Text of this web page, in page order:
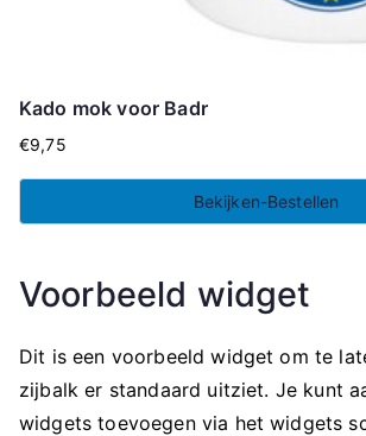
Kado mok voor Badr
€9,75
Bekijken-Bestellen
Voorbeeld widget
Dit is een voorbeeld widget om te
zijbalk er standaard uitziet. Je kunt
widgets toevoegen via het widgets